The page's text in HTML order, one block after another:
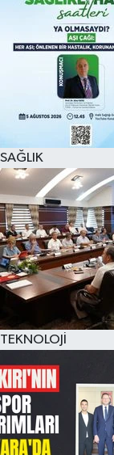
SAĞLIK
TEKNOLOJİ
YAŞAM